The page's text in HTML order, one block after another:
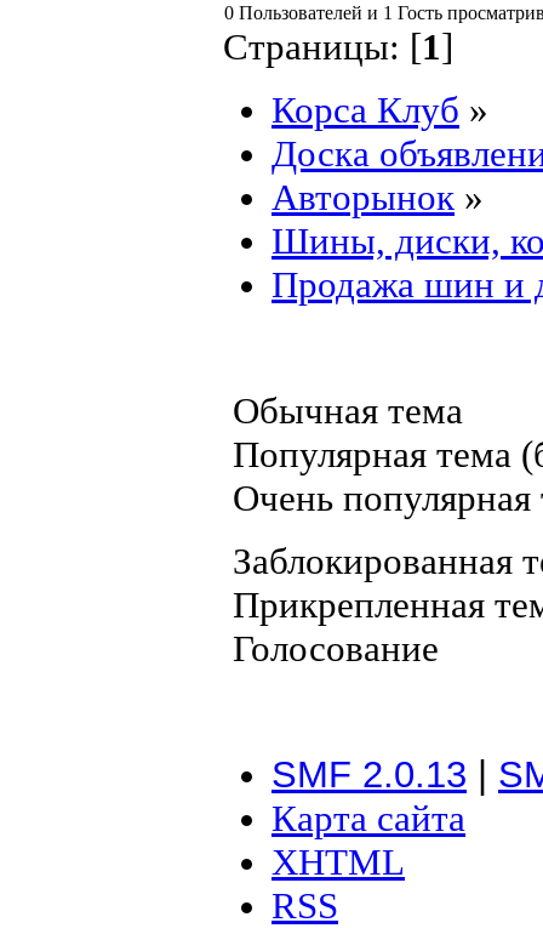
0 Пользователей и 1 Гость
Страницы: [1]
Корса Клуб »
Доска
Авторынок »
Шины, диски,
Продажа шин и
Обычная тема
Популярная тема
Очень популярная
Заблокированная
Прикрепленная
Голосование
SMF 2.0.13
Карта сайта
XHTML
RSS